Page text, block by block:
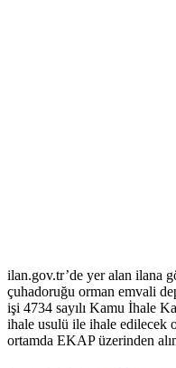
ilan.gov.tr’de yer alan ilana
çuhadoruğu orman emvali
işi 4734 sayılı Kamu İhale
ihale usulü ile ihale edilecek
ortamda EKAP üzerinden